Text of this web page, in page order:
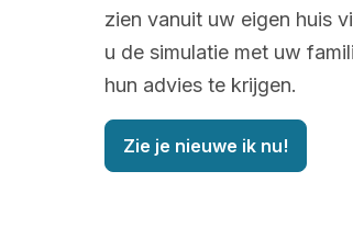
zien vanuit uw eigen huis
u de simulatie met uw
hun advies te krijgen.
Zie je nieuwe ik nu!